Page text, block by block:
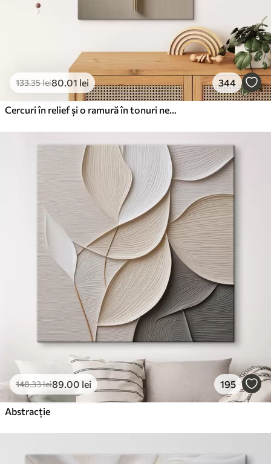
133.35lei80.01 lei 344
Cercuri în relief și o ramură în tonuri neutre calde
148.33lei89.00 lei 195
Abstracție